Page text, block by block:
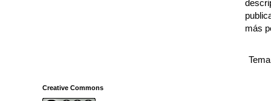
más
Creative Commons